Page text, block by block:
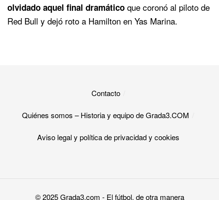
olvidado aquel final dramático que coronó al piloto de
Red Bull y dejó roto a Hamilton en Yas Marina.
Contacto
Quiénes somos – Historia y equipo de Grada3.COM
Aviso legal y política de privacidad y cookies​
© 2025Grada3.com - El fútbol, de otra manera